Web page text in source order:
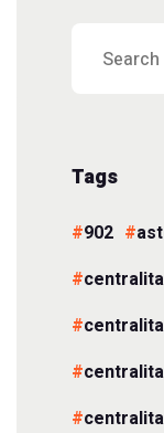
Tags
902
centralita